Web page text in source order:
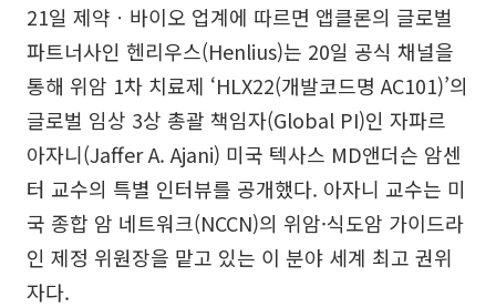
21일 제약ㆍ바이오 업계에 따르면 앱클론의 글로벌
파트너사인 헨리우스(Henlius)는 20일 공식 채널을
통해 위암 1차 치료제 ‘HLX22(개발코드명 AC101)’의
글로벌 임상 3상 총괄 책임자(Global PI)인 자파르
아자니(Jaffer A. Ajani) 미국 텍사스 MD앤더슨 암센
터 교수의 특별 인터뷰를 공개했다. 아자니 교수는 미
국 종합 암 네트워크(NCCN)의 위암·식도암 가이드라
인 제정 위원장을 맡고 있는 이 분야 세계 최고 권위
자다.